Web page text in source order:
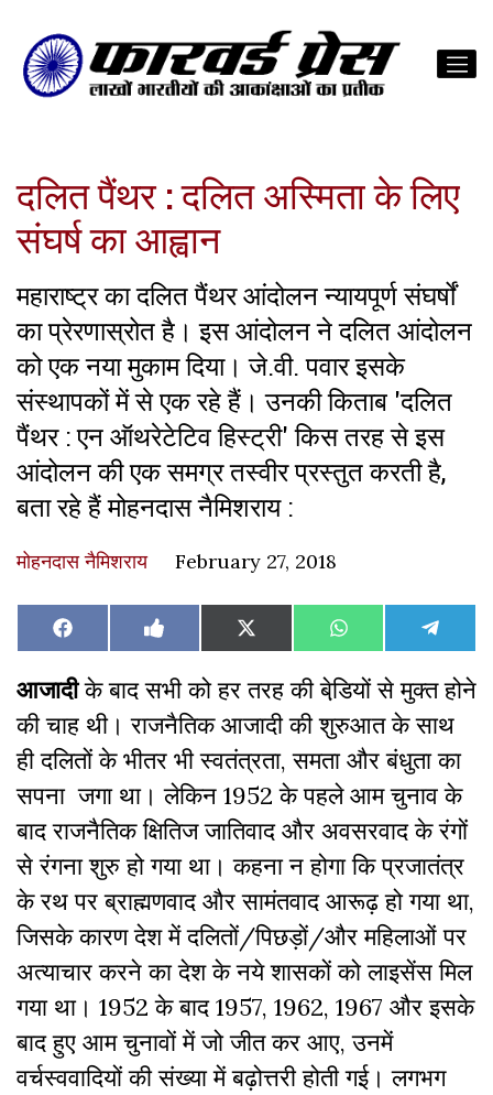
दलित पैंथर : दलित अस्मिता के लिए
संघर्ष का आह्वान
महाराष्ट्र का दलित पैंथर आंदोलन न्यायपूर्ण संघर्षों
का प्रेरणास्रोत है। इस आंदोलन ने दलित आंदोलन
को एक नया मुकाम दिया। जे.वी. पवार इसके
संस्थापकों में से एक रहे हैं। उनकी किताब 'दलित
पैंथर : एन ऑथरेटेटिव हिस्ट्री' किस तरह से इस
आंदोलन की एक समग्र तस्वीर प्रस्तुत करती है,
बता रहे हैं मोहनदास नैमिशराय :
मोहनदास नैमिशराय February 27, 2018
Share
on
Facebook Share
on
Like
on
Facebook
Share
on
X
(Twitter)
Share
on
WhatsAppShare
on
आजादीके बाद सभी को हर तरह की बेडि़यों से मुक्त होने
की चाह थी। राजनैतिक आजादी की शुरुआत के साथ
ही दलितों के भीतर भी स्वतंत्रता, समता और बंधुता का
सपना जगा था। लेकिन 1952 के पहले आम चुनाव के
बाद राजनैतिक क्षितिज जातिवाद और अवसरवाद के रंगों
से रंगना शुरु हो गया था। कहना न होगा कि प्रजातंत्र
के रथ पर ब्राह्मणवाद और सामंतवाद आरूढ़ हो गया था,
जिसके कारण देश में दलितों/पिछड़ों/और महिलाओं पर
अत्याचार करने का देश के नये शासकों को लाइसेंस मिल
गया था। 1952 के बाद 1957, 1962, 1967 और इसके
बाद हुए आम चुनावों में जो जीत कर आए, उनमें
वर्चस्ववादियों की संख्या में बढ़ोत्तरी होती गई। लगभग